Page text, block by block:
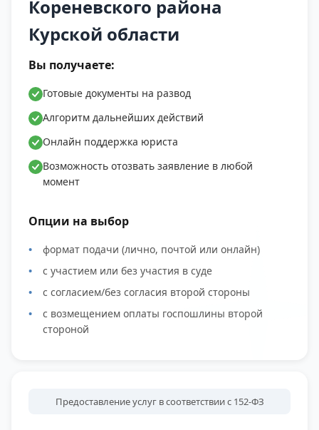
Комаровка, Село Коренево, Поселок
городского типа Коренево, Краснооктябрьское
Деревня Лобановка, Село Любимовка, Деревня
Матвеевка, Деревня Михайловка, Хутор
Мордвин, Село Нижняя Груня, Деревня
Обуховка, Село Общий Колодезь, Село
Ольговка, Деревня Петровское, Пушкарное
село, Пушкарожадинский поселок, Село
Скрылевка, Село Снагость, Хутор Старостинка,
Село Толпино, Троицкое село, Деревня
Успеновка, Село Шептуховка, Южный поселок.
Кореневского района
Курской области
Вы получаете:
Готовые документы на развод
Алгоритм дальнейших действий
Онлайн поддержка юриста
Возможность отозвать заявление в любой
момент
Опции на выбор
формат подачи (лично, почтой или онлайн)
с участием или без участия в суде
с согласием/без согласия второй стороны
с возмещением оплаты госпошлины второй
стороной
Предоставление услуг в соответствии с 152-ФЗ